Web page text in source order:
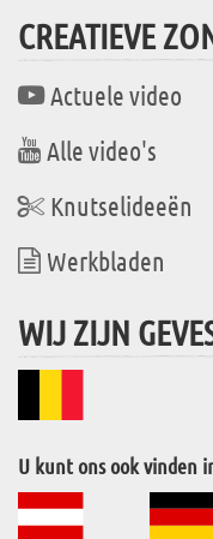
CREATIEVE
Actuele video
Alle video's
Knutselideeën
Werkbladen
WIJ ZIJN
U kunt ons ook vinden